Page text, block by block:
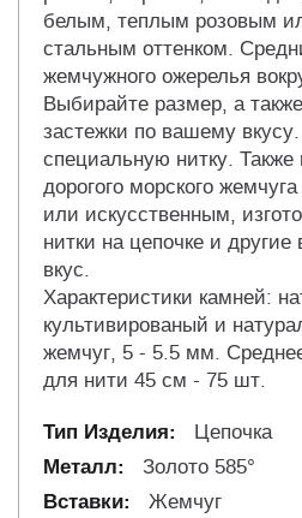
белым, теплым розовым
стальным оттенком.
жемчужного ожерелья
Выбирайте размер, а
застежки по вашему
специальную нитку.
дорогого морского
или искусственным,
нитки на цепочке и
вкус.
Характеристики камней:
культивированый и
жемчуг, 5 - 5.5 мм.
для нити 45 см - 75 шт.
Цепочка
Золото 585°
Жемчуг